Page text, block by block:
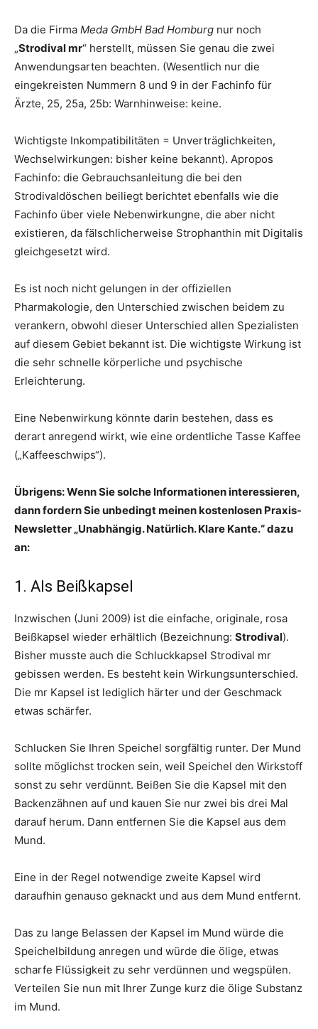
Da die Firma Meda GmbH Bad Homburg nur noch
„Strodival mr“ herstellt, müssen Sie genau die zwei
Anwendungsarten beachten. (Wesentlich nur die
eingekreisten Nummern 8 und 9 in der Fachinfo für
Ärzte, 25, 25a, 25b: Warnhinweise: keine.
Wichtigste Inkompatibilitäten = Unverträglichkeiten,
Wechselwirkungen: bisher keine bekannt). Apropos
Fachinfo: die Gebrauchsanleitung die bei den
Strodivaldöschen beiliegt berichtet ebenfalls wie die
Fachinfo über viele Nebenwirkungne, die aber nicht
existieren, da fälschlicherweise Strophanthin mit Digitalis
gleichgesetzt wird.
Es ist noch nicht gelungen in der offiziellen
Pharmakologie, den Unterschied zwischen beidem zu
verankern, obwohl dieser Unterschied allen Spezialisten
auf diesem Gebiet bekannt ist. Die wichtigste Wirkung ist
die sehr schnelle körperliche und psychische
Erleichterung.
Eine Nebenwirkung könnte darin bestehen, dass es
derart anregend wirkt, wie eine ordentliche Tasse Kaffee
(„Kaffeeschwips“).
Übrigens: Wenn Sie solche Informationen interessieren,
dann fordern Sie unbedingt meinen kostenlosen Praxis-
Newsletter „Unabhängig. Natürlich. Klare Kante.“ dazu
an:
1. Als Beißkapsel
Inzwischen (Juni 2009) ist die einfache, originale, rosa
Beißkapsel wieder erhältlich (Bezeichnung: Strodival).
Bisher musste auch die Schluckkapsel Strodival mr
gebissen werden. Es besteht kein Wirkungsunterschied.
Die mr Kapsel ist lediglich härter und der Geschmack
etwas schärfer.
Schlucken Sie Ihren Speichel sorgfältig runter. Der Mund
sollte möglichst trocken sein, weil Speichel den Wirkstoff
sonst zu sehr verdünnt. Beißen Sie die Kapsel mit den
Backenzähnen auf und kauen Sie nur zwei bis drei Mal
darauf herum. Dann entfernen Sie die Kapsel aus dem
Mund.
Eine in der Regel notwendige zweite Kapsel wird
daraufhin genauso geknackt und aus dem Mund entfernt.
Das zu lange Belassen der Kapsel im Mund würde die
Speichelbildung anregen und würde die ölige, etwas
scharfe Flüssigkeit zu sehr verdünnen und wegspülen.
Verteilen Sie nun mit Ihrer Zunge kurz die ölige Substanz
im Mund.